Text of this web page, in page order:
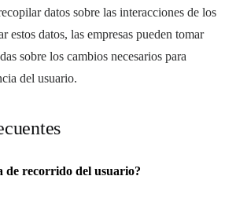
datos sobre las interacciones de los
estos datos, las empresas pueden tomar
sobre los cambios necesarios para
del usuario.
de recorrido del usuario?